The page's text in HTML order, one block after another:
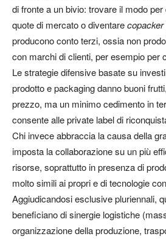
di fronte a un bivio: trovare il modo
quote di mercato o diventarecopacker
producono conto terzi, ossia non
con marchi di clienti, per esempio per
Le strategie difensive basate su
prodotto e packaging danno buoni
prezzo, ma un minimo cedimento in
consente alle private label di
Chi invece abbraccia la causa della
imposta la collaborazione su un più
risorse, soprattutto in presenza di
molto simili ai propri e di tecnologie
Aggiudicandosi esclusive pluriennali,
beneficiano di sinergie logistiche
organizzazione della produzione,